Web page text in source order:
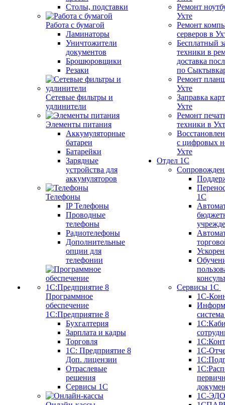
Столы, подставки
Работа с бумагой
Ламинаторы
Уничтожители
документов
Брошюровщики
Резаки
Сетевые фильтры и
удлинители
Элементы питания
Аккумуляторные
батареи
Батарейки
Зарядные
устройства для
аккумуляторов
Телефоны
IP Телефоны
Проводные
телефоны
Радиотелефоны
Дополнительные
опции для
телефонии
Программное
обеспечение
1С:Предприятие 8
Бухгалтерия
Зарплата и кадры
Торговля
1C: Предприятие 8
Доп. лицензии
Отраслевые
решения
Сервисы 1С
Ремонт
Ухте
Ремонт
серверов в
Бесплатный
техники в
доставка
по
Ремонт
Ухте
Заправка
Ухте
Ремонт
техники в
с цифровых
Ухте
Отдел 1С
1С
Сервисы 1С
1С-
1С-
1С-ЭДО